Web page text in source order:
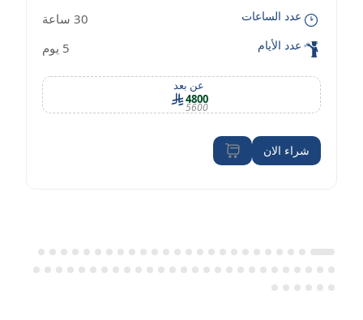
معايير OSHA
عدد الساعات 30 ساعة
عدد الأيام 5 يوم
عن بعد
4800
5600
شراء الان